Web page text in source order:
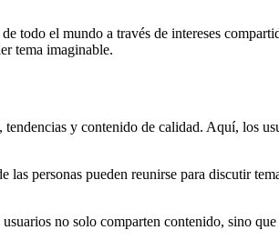
todo el mundo a través de intereses
tema imaginable.
y contenido de calidad. Aquí, los
personas pueden reunirse para discutir
no solo comparten contenido, sino